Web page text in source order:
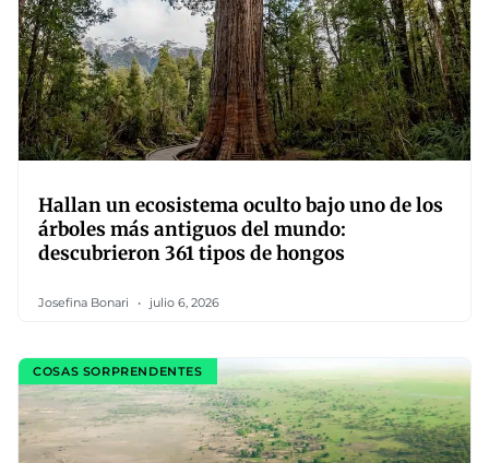
Hallan un ecosistema oculto bajo uno de los
árboles más antiguos del mundo:
descubrieron 361 tipos de hongos
Josefina Bonari julio 6, 2026
COSAS SORPRENDENTES